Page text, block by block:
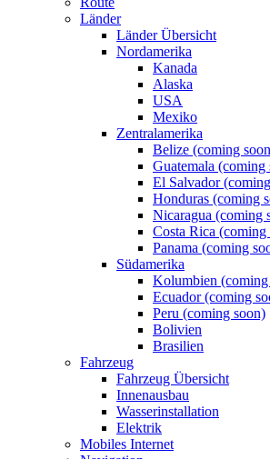
Länder
Länder Übersicht
Nordamerika
Kanada
Alaska
USA
Mexiko
Zentralamerika
Belize (coming
Guatemala (coming
El Salvador
Honduras (coming
Nicaragua (coming
Costa Rica (coming
Panama (coming
Südamerika
Kolumbien (coming
Ecuador (coming
Peru (coming soon)
Bolivien
Brasilien
Fahrzeug
Fahrzeug Übersicht
Innenausbau
Wasserinstallation
Elektrik
Mobiles Internet